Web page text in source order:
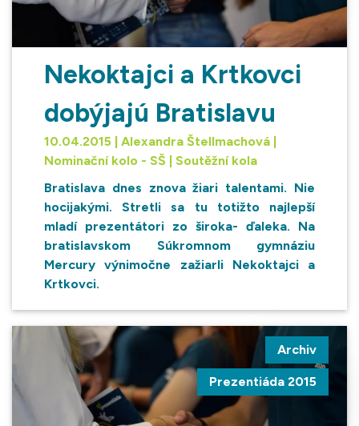
Nekoktajci a Krtkovci
dobýjajú Bratislavu
10.04.2015 | Alexandra Štellmachová |
Nominační kolo - SŠ | Soutěžní kola
Bratislava dnes znova žiari talentami. Nie
hocijakými. Stretli sa tu totižto najlepší
mladí prezentátori zo široka- ďaleka. Na
bratislavskom Súkromnom gymnáziu
Mercury výnimočne zažiarli Nekoktajci a
Krtkovci.
Archiv
Prezentiáda 2015